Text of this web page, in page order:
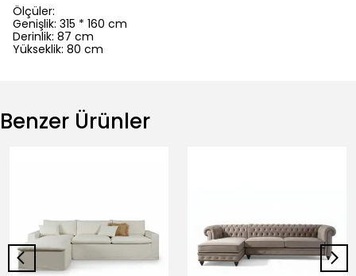
Ölçüler:
Genişlik: 315 * 160 cm
Derinlik: 87 cm
Yükseklik: 80 cm
Benzer Ürünler